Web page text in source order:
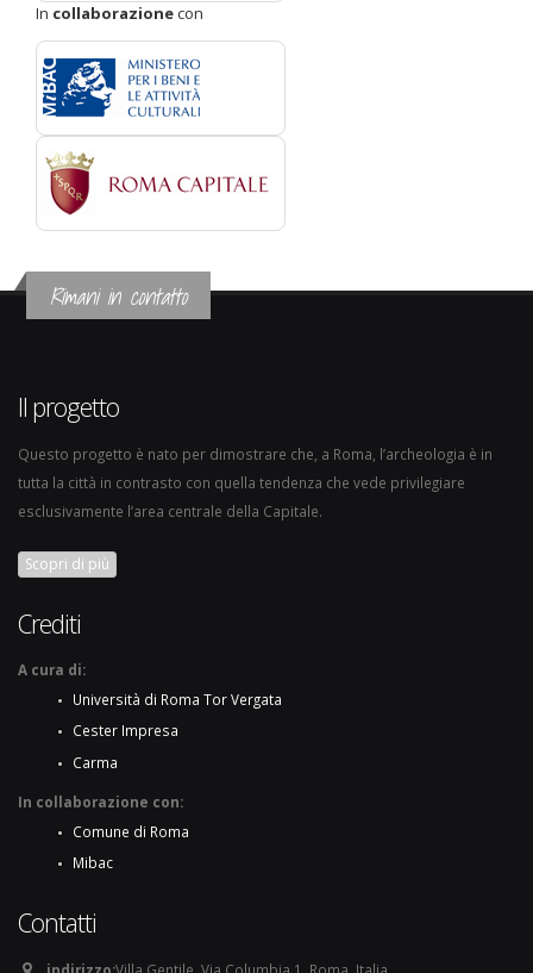
In collaborazionecon
Rimani in contatto
Il progetto
Questo progetto è nato per dimostrare che, a Roma, l’archeologia è in
tutta la città in contrasto con quella tendenza che vede privilegiare
esclusivamente l’area centrale della Capitale.
Scopri di più
Crediti
A cura di:
Università di Roma Tor Vergata
Cester Impresa
Carma
In collaborazione con:
Comune di Roma
Mibac
Contatti